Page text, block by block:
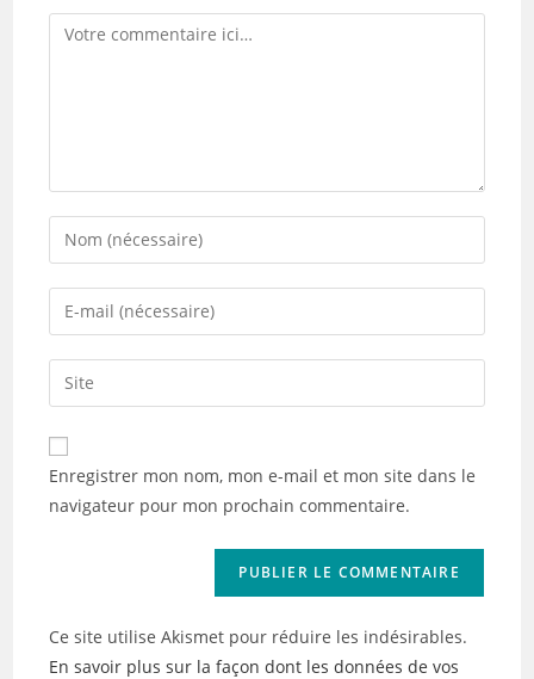
Comment
Enter
your
name
comment
Enter
your
email
address
comment
Saisir
l’URL
de
votre
(facultatif)
Enregistrer mon nom, mon e-mail et mon site dans le
navigateur pour mon prochain commentaire.
Ce site utilise Akismet pour réduire les indésirables.
En savoir plus sur la façon dont les données de vos